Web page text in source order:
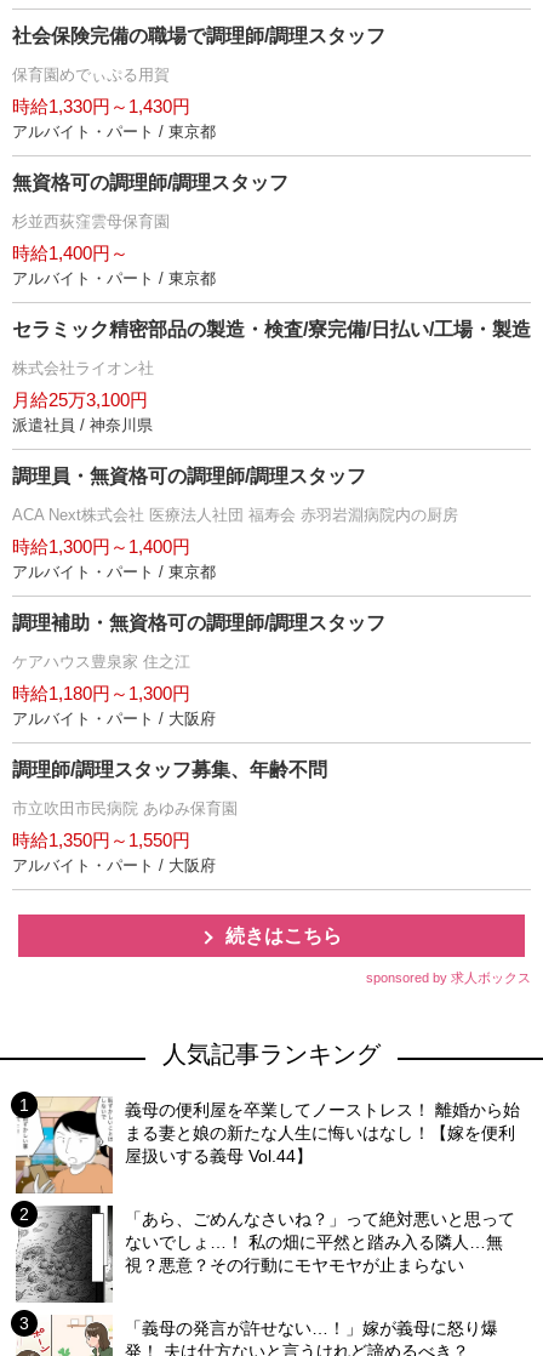
社会保険完備の職場で調理師/調理スタッフ
保育園めでぃぷる用賀
時給1,330円～1,430円
アルバイト・パート / 東京都
無資格可の調理師/調理スタッフ
杉並西荻窪雲母保育園
時給1,400円～
アルバイト・パート / 東京都
セラミック精密部品の製造・検査/寮完備/日払い/工場・製造
株式会社ライオン社
月給25万3,100円
派遣社員 / 神奈川県
調理員・無資格可の調理師/調理スタッフ
ACA Next株式会社 医療法人社団 福寿会 赤羽岩淵病院内の厨房
時給1,300円～1,400円
アルバイト・パート / 東京都
調理補助・無資格可の調理師/調理スタッフ
ケアハウス豊泉家 住之江
時給1,180円～1,300円
アルバイト・パート / 大阪府
調理師/調理スタッフ募集、年齢不問
市立吹田市民病院 あゆみ保育園
時給1,350円～1,550円
アルバイト・パート / 大阪府
続きはこちら
sponsored by 求人ボックス
人気記事ランキング
義母の便利屋を卒業してノーストレス！ 離婚から始
まる妻と娘の新たな人生に悔いはなし！【嫁を便利
屋扱いする義母 Vol.44】
「あら、ごめんなさいね？」って絶対悪いと思って
ないでしょ…！ 私の畑に平然と踏み入る隣人…無
視？悪意？その行動にモヤモヤが止まらない
「義母の発言が許せない…！」嫁が義母に怒り爆
発！ 夫は仕方ないと言うけれど諦めるべき？